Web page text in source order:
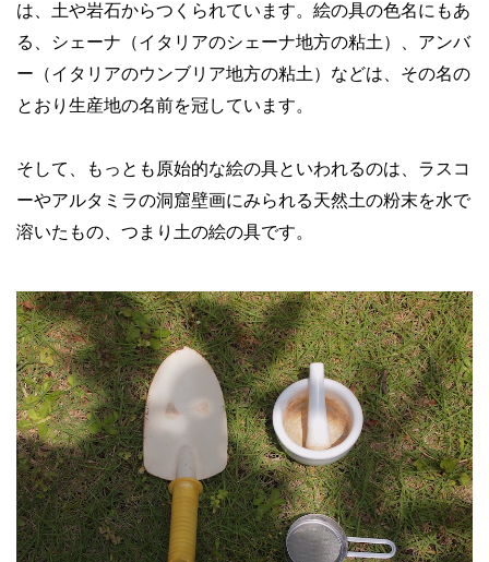
は、土や岩石からつくられています。絵の具の色名にもあ
る、シェーナ（イタリアのシェーナ地方の粘土）、アンバ
ー（イタリアのウンブリア地方の粘土）などは、その名の
とおり生産地の名前を冠しています。
そして、もっとも原始的な絵の具といわれるのは、ラスコ
ーやアルタミラの洞窟壁画にみられる天然土の粉末を水で
溶いたもの、つまり土の絵の具です。